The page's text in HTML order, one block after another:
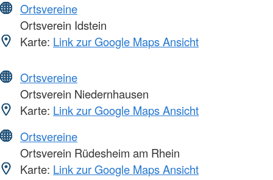
Ortsvereine
Ortsverein Idstein
Karte: Link zur Google Maps Ansicht
Ortsvereine
Ortsverein Niedernhausen
Karte: Link zur Google Maps Ansicht
Ortsvereine
Ortsverein Rüdesheim am Rhein
Karte: Link zur Google Maps Ansicht